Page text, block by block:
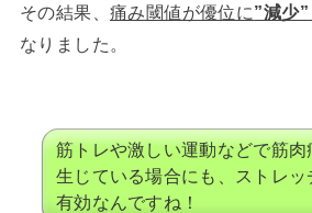
その結果、 痛み閾値が優位に”減少”
なりました。
筋トレや激しい運動などで筋肉
生じている場合にも、ストレッ
有効なんですね！